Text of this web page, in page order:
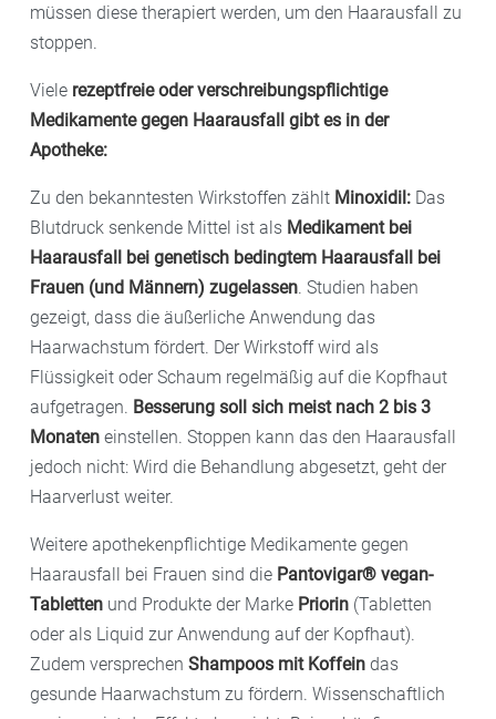
müssen diese therapiert werden, um den Haarausfall zu
stoppen.
Viele rezeptfreie oder verschreibungspflichtige
Medikamente gegen Haarausfall gibt es in der
Apotheke:
Zu den bekanntesten Wirkstoffen zählt Minoxidil: Das
Blutdruck senkende Mittel ist als Medikament bei
Haarausfall bei genetisch bedingtem Haarausfall bei
Frauen (und Männern) zugelassen. Studien haben
gezeigt, dass die äußerliche Anwendung das
Haarwachstum fördert. Der Wirkstoff wird als
Flüssigkeit oder Schaum regelmäßig auf die Kopfhaut
aufgetragen. Besserung soll sich meist nach 2 bis 3
Monaten einstellen. Stoppen kann das den Haarausfall
jedoch nicht: Wird die Behandlung abgesetzt, geht der
Haarverlust weiter.
Weitere apothekenpflichtige Medikamente gegen
Haarausfall bei Frauen sind die Pantovigar® vegan-
Tabletten und Produkte der Marke Priorin (Tabletten
oder als Liquid zur Anwendung auf der Kopfhaut).
Zudem versprechen Shampoos mit Koffein das
gesunde Haarwachstum zu fördern. Wissenschaftlich